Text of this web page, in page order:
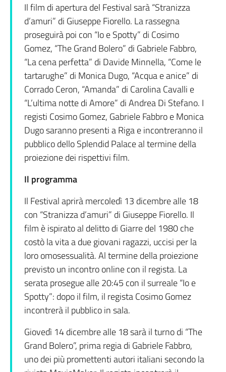
Il film di apertura del Festival sarà “Stranizza
d’amuri” di Giuseppe Fiorello. La rassegna
proseguirà poi con “Io e Spotty” di Cosimo
Gomez, “The Grand Bolero” di Gabriele Fabbro,
“La cena perfetta” di Davide Minnella, “Come le
tartarughe” di Monica Dugo, “Acqua e anice” di
Corrado Ceron, “Amanda” di Carolina Cavalli e
“L’ultima notte di Amore” di Andrea Di Stefano. I
registi Cosimo Gomez, Gabriele Fabbro e Monica
Dugo saranno presenti a Riga e incontreranno il
pubblico dello Splendid Palace al termine della
proiezione dei rispettivi film.
Il programma
Il Festival aprirà mercoledì 13 dicembre alle 18
con “Stranizza d’amuri” di Giuseppe Fiorello. Il
film è ispirato al delitto di Giarre del 1980 che
costò la vita a due giovani ragazzi, uccisi per la
loro omosessualità. Al termine della proiezione
previsto un incontro online con il regista. La
serata prosegue alle 20:45 con il surreale “Io e
Spotty”: dopo il film, il regista Cosimo Gomez
incontrerà il pubblico in sala.
Giovedì 14 dicembre alle 18 sarà il turno di “The
Grand Bolero”, prima regia di Gabriele Fabbro,
uno dei più promettenti autori italiani secondo la